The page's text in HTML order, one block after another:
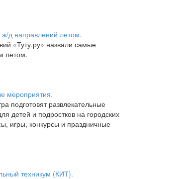
д направлений летом.
«Туту.ру» назвали самые
летом.
мероприятия.
подготовят развлекательные
детей и подростков на городских
игры, конкурсы и праздничные
техникум (КИТ).